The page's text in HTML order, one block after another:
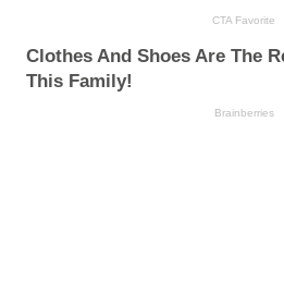
CTA Favorite
Clothes And Shoes Are The
This Family!
Brainberries